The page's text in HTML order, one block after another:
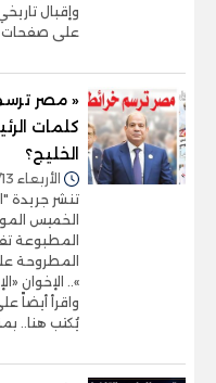
وإقبال
على صفحات
« مصر
كلمات
الخليج؟
الأربعاء 13/مايو/2026 - 04:33 م
تنشر جريدة
المطبوعة
المطروحة
».. الإخوان
واقرأ أيضاً
يُكتب هنا..